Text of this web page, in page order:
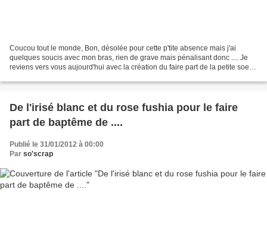
Coucou tout le monde, Bon, désolée pour cette p'tite absence mais j'ai
quelques soucis avec mon bras, rien de grave mais pénalisant donc .... Je
reviens vers vous aujourd'hui avec la création du faire part de la petite soeur
De l'irisé blanc et du rose fushia pour le faire
part de baptême de ....
Publié le 31/01/2012 à 00:00
Par so'scrap